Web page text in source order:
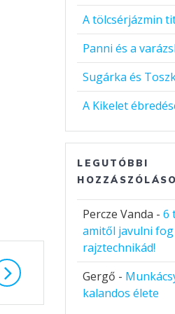
A tölcsérjázmin
Panni és a
Sugárka és
A Kikelet
LEGUTÓBBI
Percze Vanda -6
amitől javulni fog
rajztechnikád!
Gergő -
kalandos élete